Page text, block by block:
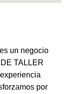
un negocio
TALLER
por